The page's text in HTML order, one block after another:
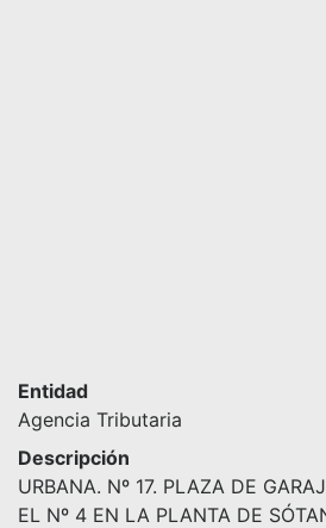
Entidad
Agencia Tributaria
Descripción
URBANA. Nº 17. PLAZA DE
EL Nº 4 EN LA PLANTA DE